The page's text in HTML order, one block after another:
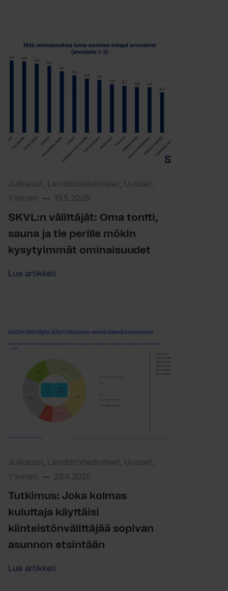
Julkaisut, Lehdistötiedotteet, Uutiset,
Yleinen
19.5.2026
SKVL:n välittäjät: Oma tontti,
sauna ja tie perille mökin
kysytyimmät ominaisuudet
Lue artikkeli
Julkaisut, Lehdistötiedotteet, Uutiset,
Yleinen
29.4.2026
Tutkimus: Joka kolmas
kuluttaja käyttäisi
kiinteistönvälittäjää sopivan
asunnon etsintään
Lue artikkeli